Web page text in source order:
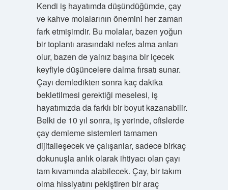
Kendi iş hayatımda düşündüğümde, çay
ve kahve molalarının önemini her zaman
fark etmişimdir. Bu molalar, bazen yoğun
bir toplantı arasındaki nefes alma anları
olur, bazen de yalnız başına bir içecek
keyfiyle düşüncelere dalma fırsatı sunar.
Çayı demledikten sonra kaç dakika
bekletilmesi gerektiği meselesi, iş
hayatımızda da farklı bir boyut kazanabilir.
Belki de 10 yıl sonra, iş yerinde, ofislerde
çay demleme sistemleri tamamen
dijitalleşecek ve çalışanlar, sadece birkaç
dokunuşla anlık olarak ihtiyacı olan çayı
tam kıvamında alabilecek. Çay, bir takım
olma hissiyatını pekiştiren bir araç